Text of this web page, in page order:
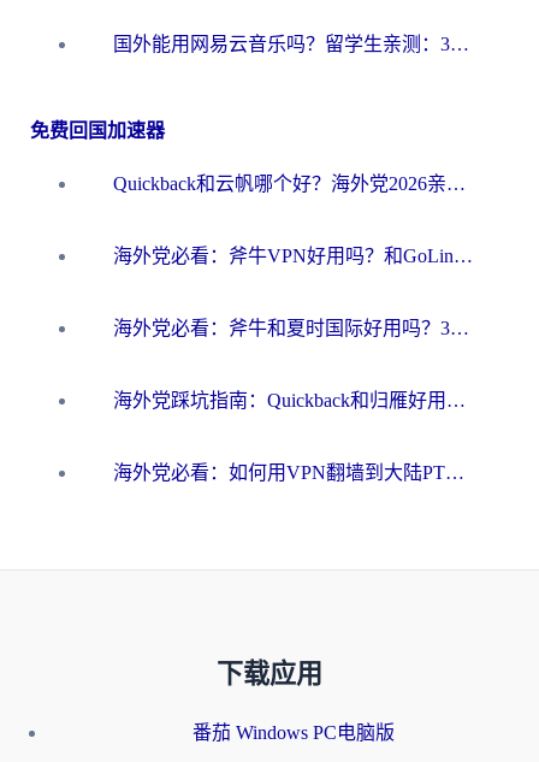
国外能用网易云音乐吗？留学生亲测：3步解决海外听歌难题
免费回国加速器
Quickback和云帆哪个好？海外党2026亲测指南：选对加速器大陆工具，无缝刷国内剧玩国服
海外党必看：斧牛VPN好用吗？和GoLinkVPN对比哪个回国效果更好？
海外党必看：斧牛和夏时国际好用吗？3步选对回国加速器，无缝刷国内资源
海外党踩坑指南：Quickback和归雁好用吗？选对加速器才能无缝刷国内资源
海外党必看：如何用VPN翻墙到大陆PTT？一篇解决你所有回国加速痛点
下载应用
番茄 Windows PC电脑版